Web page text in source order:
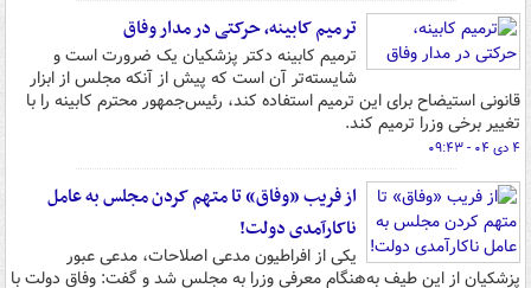
ترمیم کابینه، حرکتی در مدار وفاق
ترمیم کابینه دکتر پزشکیان یک ضرورت است و
شایسته‌تر آن است که پیش از آنکه مجلس از ابزار
قانونی استیضاح برای این ترمیم استفاده کند، رئیس‌جمهور محترم کابینه را با
تغییر برخی وزرا ترمیم کند.
۴ دی ۰۴ - ۰۹:۴۳
از فریب «وفاق» تا متهم کردن مجلس به عامل
ناکارآمدی دولت!
یکی از افراطیون مدعی اصلاحات، مدعی عبور
پزشکیان از این طیف به‌هنگام معرفی وزرا به مجلس شد و گفت: وفاق دولت با